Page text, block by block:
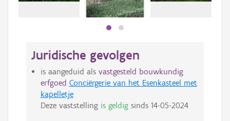
Juridische gevolgen
is aangeduid als vastgesteld bouwkundig
erfgoed Conciërgerie van het Esenkasteel met
kapelletje
Deze vaststelling is geldigsinds 14-05-2024